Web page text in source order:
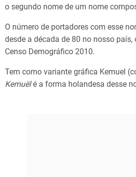
o segundo nome de um nome
O número de portadores com esse
desde a década de 80 no nosso
Censo Demográfico 2010.
Tem como variante gráfica Kemuel
Kemuëlé a forma holandesa desse